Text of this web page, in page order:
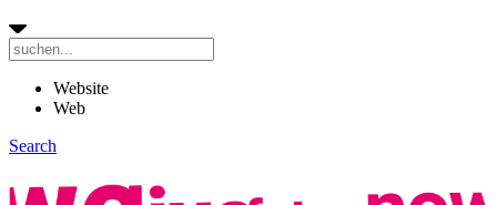
Website
Web
Search